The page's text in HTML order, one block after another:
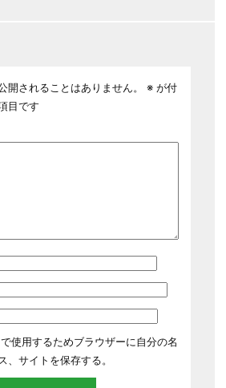
開されることはありません。 ※が付
目です
使用するためブラウザーに自分の名
、サイトを保存する。